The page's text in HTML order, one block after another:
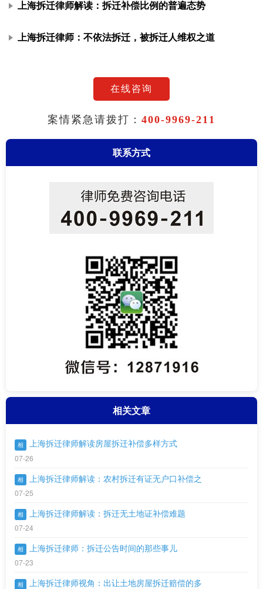
上海拆迁律师解读：拆迁补偿比例的普遍态势
上海拆迁律师：不依法拆迁，被拆迁人维权之道
在线咨询
案情紧急请拨打： 400-9969-211
联系方式
相关文章
相 上海拆迁律师解读房屋拆迁补偿多样方式
07-26
相 上海拆迁律师解读：农村拆迁有证无户口补偿之
07-25
相 上海拆迁律师解读：拆迁无土地证补偿难题
07-24
相 上海拆迁律师：拆迁公告时间的那些事儿
07-23
相 上海拆迁律师视角：出让土地房屋拆迁赔偿的多